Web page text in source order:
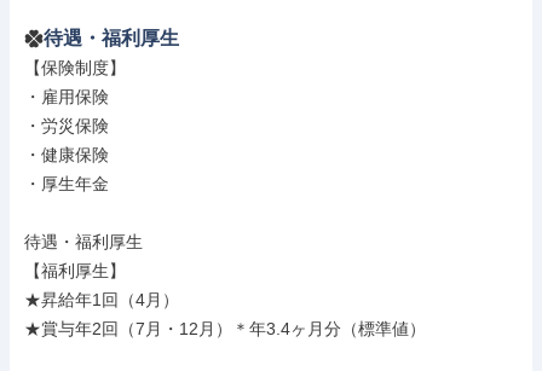
待遇・福利厚生
【保険制度】
・雇用保険
・労災保険
・健康保険
・厚生年金
待遇・福利厚生
【福利厚生】
★昇給年1回（4月）
★賞与年2回（7月・12月）＊年3.4ヶ月分（標準値）